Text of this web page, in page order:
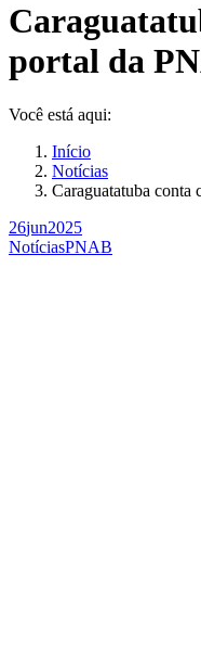
portal da
Você está aqui:
Início
Notícias
Caraguatatuba
26jun2025
NotíciasPNAB